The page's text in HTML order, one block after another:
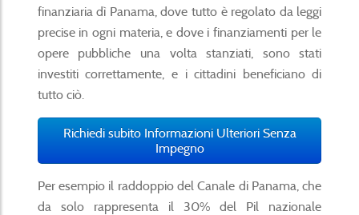
finanziaria dì Panama, dove tutto è regolato da leggi
precise in ogni materia, e dove i finanziamenti per le
opere pubbliche una volta stanziati, sono stati
investiti correttamente, e i cittadini beneficiano di
tutto ciò.
Richiedi subito Informazioni Ulteriori Senza
Impegno
Per esempio il raddoppio del Canale di Panama, che
da solo rappresenta il 30% del Pil nazionale